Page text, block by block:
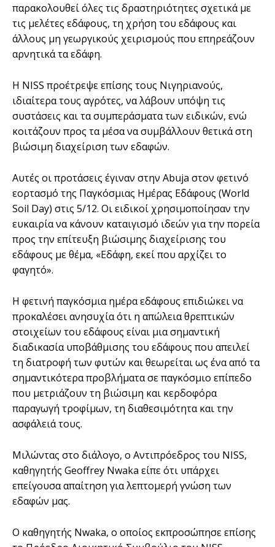
παρακολουθεί όλες τις δραστηριότητες σχετικά με
τις μελέτες εδάφους, τη χρήση του εδάφους και
άλλους μη γεωργικούς χειρισμούς που επηρεάζουν
αρνητικά τα εδάφη.
Η NISS προέτρεψε επίσης τους Νιγηριανούς,
ιδιαίτερα τους αγρότες, να λάβουν υπόψη τις
συστάσεις και τα συμπεράσματα των ειδικών, ενώ
κοιτάζουν προς τα μέσα να συμβάλλουν θετικά στη
βιώσιμη διαχείριση των εδαφών.
Αυτές οι προτάσεις έγιναν στην Abuja στον φετινό
εορτασμό της Παγκόσμιας Ημέρας Εδάφους (World
Soil Day) στις 5/12. Οι ειδικοί χρησιμοποίησαν την
ευκαιρία να κάνουν καταιγισμό ιδεών για την πορεία
προς την επίτευξη βιώσιμης διαχείρισης του
εδάφους με θέμα, «Εδάφη, εκεί που αρχίζει το
φαγητό».
Η φετινή παγκόσμια ημέρα εδάφους επιδιώκει να
προκαλέσει ανησυχία ότι η απώλεια θρεπτικών
στοιχείων του εδάφους είναι μια σημαντική
διαδικασία υποβάθμισης του εδάφους που απειλεί
τη διατροφή των φυτών και θεωρείται ως ένα από τα
σημαντικότερα προβλήματα σε παγκόσμιο επίπεδο
που μετριάζουν τη βιώσιμη και κερδοφόρα
παραγωγή τροφίμων, τη διαθεσιμότητα και την
ασφάλειά τους.
Μιλώντας στο διάλογο, ο Αντιπρόεδρος του NISS,
καθηγητής Geoffrey Nwaka είπε ότι υπάρχει
επείγουσα απαίτηση για λεπτομερή γνώση των
εδαφών μας.
Ο καθηγητής Nwaka, ο οποίος εκπροσώπησε επίσης